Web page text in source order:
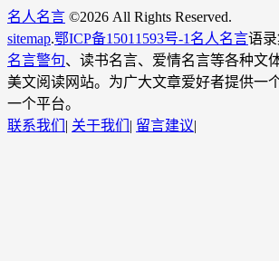
名人名言 ©2026 All Rights Reserved.
sitemap.鄂ICP备15011593号-1 名人名言语
名言警句、读书名言、爱情名言等各种文
美文阅读网站。为广大文章爱好者提供一
一个平台。
联系我们 | 关于我们 | 留言建议|